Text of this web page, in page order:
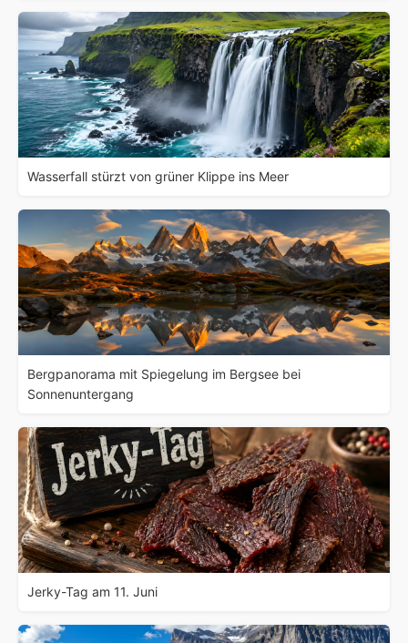
Wasserfall stürzt von grüner Klippe ins Meer
Bergpanorama mit Spiegelung im Bergsee bei
Sonnenuntergang
Jerky-Tag am 11. Juni